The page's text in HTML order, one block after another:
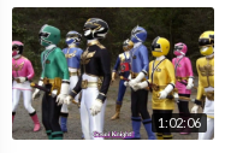
1:02:06